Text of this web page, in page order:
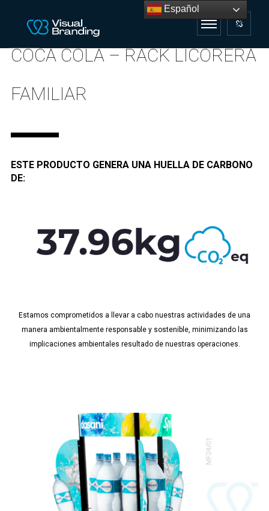
COCA COLA – RACK LICORERA
FAMILIAR
ESTE PRODUCTO GENERA UNA HUELLA DE CARBONO
DE:
Estamos comprometidos a llevar a cabo nuestras actividades de una
manera ambientalmente responsable y sostenible, minimizando las
implicaciones ambientales resultado de nuestras operaciones.
Español